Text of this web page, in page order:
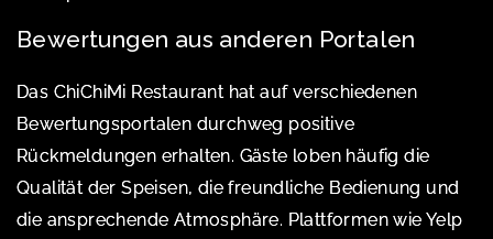
Bewertungen aus anderen Portalen
Das ChiChiMi Restaurant hat auf verschiedenen
Bewertungsportalen durchweg positive
Rückmeldungen erhalten. Gäste loben häufig die
Qualität der Speisen, die freundliche Bedienung und
die ansprechende Atmosphäre. Plattformen wie Yelp